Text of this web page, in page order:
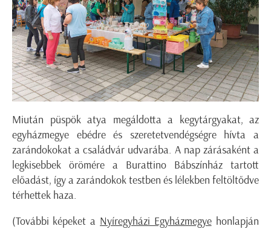
Miután püspök atya megáldotta a kegytárgyakat, az
egyházmegye ebédre és szeretetvendégségre hívta a
zarándokokat a családvár udvarába. A nap zárásaként a
legkisebbek örömére a Burattino Bábszínház tartott
előadást, így a zarándokok testben és lélekben feltöltődve
térhettek haza.
(További képeket a Nyíregyházi Egyházmegyehonlapján